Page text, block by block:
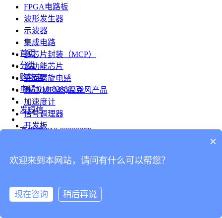
FPGA电路板
波形发生器
示波器
集成电路
多芯片封装（MCP）
多功能芯片
平面螺旋电感
微硅(MEMS)麦克风产品
加速度计
信号调理器
开发板
台式仪表
连接器
首页
分类
购物车
电话 010-82888379
发短信
查地图 010-82888379
分享
×
欢迎来到本网站，请问有什么可以帮您？
现在咨询 稍后再说